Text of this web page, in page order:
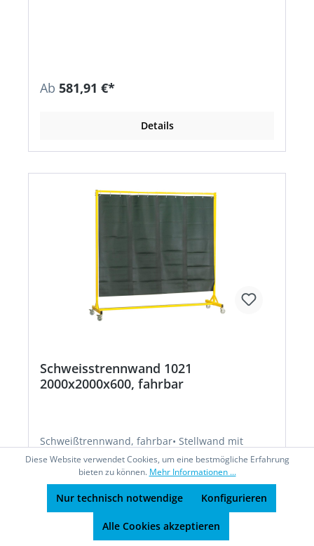
Ab 581,91 €*
Details
Schweisstrennwand 1021
2000x2000x600, fahrbar
Schweißtrennwand, fahrbar• Stellwand mit
geteiltem PVC-Streifenvorhang nach DIN EN 1598
• Gefährdungsfaktor 0,05 • Gestell mit 4
Lenkrollen Ø 80 mm, mit Feststeller (Lieferung
zerlegt mit Befestigungsmaterial)Hersteller: KLW
Karl Lutz GmbH & Co. KG, Seesteige 10, 71093
info@klw.com
Diese Website verwendet Cookies, um eine bestmögliche Erfahrung
bieten zu können. Mehr Informationen ...
Nur technisch notwendige Konfigurieren
Alle Cookies akzeptieren